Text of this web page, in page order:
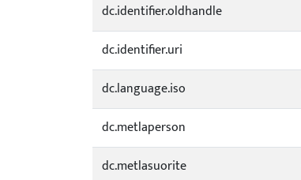
dc.identifier.oldhandle
dc.identifier.uri
dc.language.iso
dc.metlaperson
dc.metlasuorite